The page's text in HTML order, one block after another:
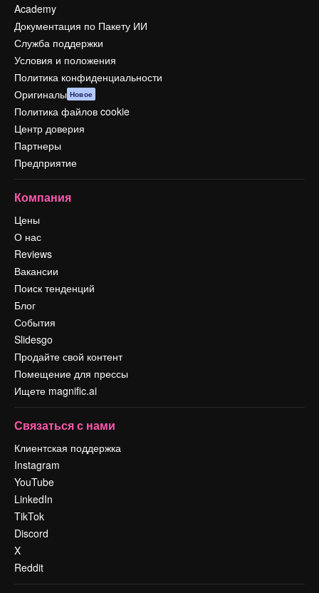
Academy
Документация по Пакету ИИ
Служба поддержки
Условия и положения
Политика конфиденциальности
Оригиналы Новое
Политика файлов cookie
Центр доверия
Партнеры
Предприятие
Компания
Цены
О нас
Reviews
Вакансии
Поиск тенденций
Блог
События
Slidesgo
Продайте свой контент
Помещение для прессы
Ищете magnific.ai
Связаться с нами
Клиентская поддержка
Instagram
YouTube
LinkedIn
TikTok
Discord
X
Reddit